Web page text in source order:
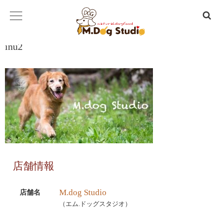
inu2
店舗情報
店舗名 M.dog Studio
（エム.ドッグスタジオ）